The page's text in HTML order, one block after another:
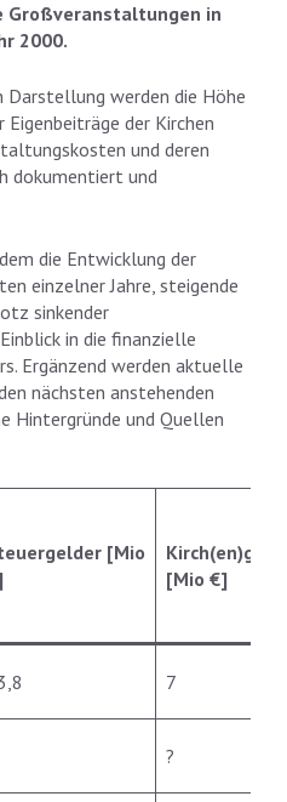
Großveranstaltungen in
2000.
Darstellung werden die Höhe
der Kirchen
und deren
dokumentiert und
die Entwicklung der
einzelner Jahre, steigende
sinkender
in die finanzielle
Ergänzend werden aktuelle
nächsten anstehenden
Hintergründe und Quellen
[Mio
[Mio €]
7
?